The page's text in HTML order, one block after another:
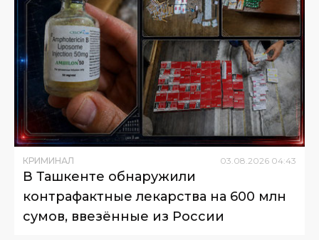
КРИМИНАЛ 03.08.2026 04:43
В Ташкенте обнаружили
контрафактные лекарства на 600 млн
сумов, ввезённые из России